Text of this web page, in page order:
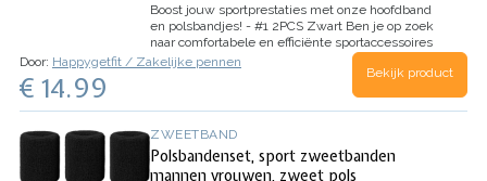
Boost jouw sportprestaties met onze hoofdband
en polsbandjes! - #1 2PCS Zwart Ben je op zoek
naar comfortabele en efficiënte sportaccessoires
die je prestaties verbeteren? Dan is onze set van
een hoofdband en twee polsbandjes de perfecte
Door: Happygetfit / Zakelijke pennen
€ 14.99 Bekijk product
ZWEETBAND
Polsbandenset, sport zweetbanden
mannen vrouwen, zweet pols